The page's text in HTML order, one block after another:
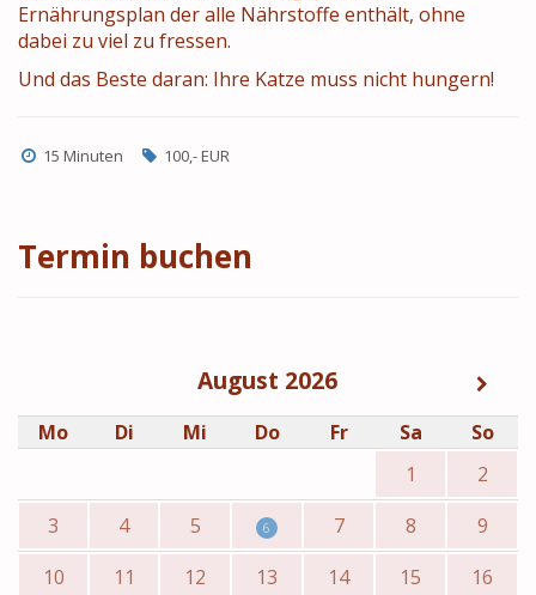
Ernährungsplan der alle Nährstoffe enthält, ohne
dabei zu viel zu fressen.
Und das Beste daran: Ihre Katze muss nicht hungern!
15 Minuten 100,- EUR
Termin buchen
August 2026
Mo Di Mi Do Fr Sa
So
1
2
3
4 5 6 7 8
9
10
11 12 13 14 15 16